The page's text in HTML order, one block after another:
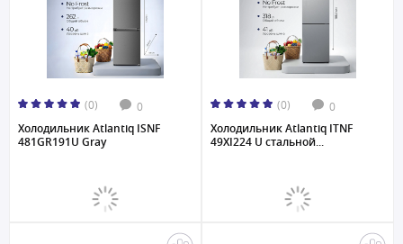
(0) 0
Холодильник Atlantiq ISNF
481GR191U Gray
(0) 0
Холодильник Atlantiq ITNF
49XI224 U стальной...